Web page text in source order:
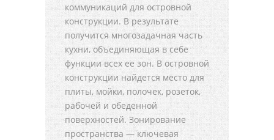
коммуникаций для островной
конструкции. В результате
получится многозадачная часть
кухни, объединяющая в себе
функции всех ее зон. В островной
конструкции найдется место для
плиты, мойки, полочек, розеток,
рабочей и обеденной
поверхностей. Зонирование
пространства — ключевая